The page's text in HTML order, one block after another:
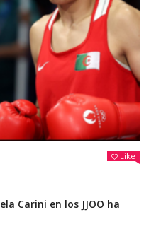
Like
Carini en los JJOO ha